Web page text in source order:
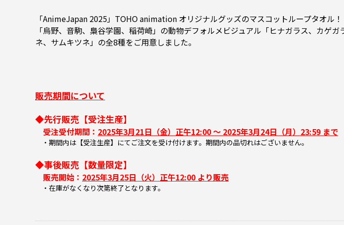
「AnimeJapan 2025」TOHO animation オリジナルグッズのマスコットループタオル！
「烏野、音駒、梟谷学園、稲荷崎」の動物デフォルメビジュアル「ヒナガラス、カゲ
ネ、サムキツネ」の全8種をご用意しました。
販売期間について
◆先行販売【受注生産】
受注受付期間： 2025年3月21日（金）正午12:00 ～ 2025年3月24日（月）23:59 まで
・期間内は【受注生産】にてご注文を受け付けます。期間内の品切れはございません。
◆事後販売【数量限定】
販売開始： 2025年3月25日（火）正午12:00 より販売
・在庫がなくなり次第終了となります。